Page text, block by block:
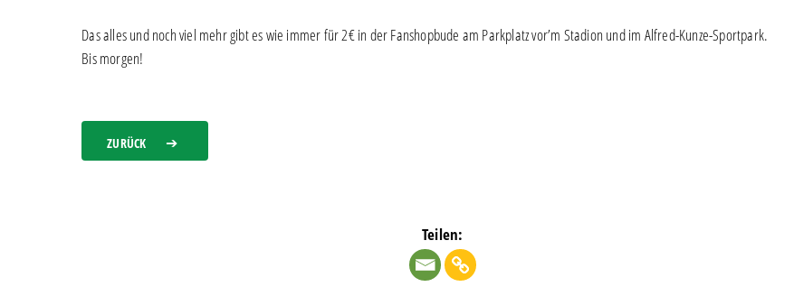
Das alles und noch viel mehr gibt es wie immer für 2€ in der Fanshopbude am Parkplatz vor’m Stadion und im Alfred-Kunze-Sportpark.
Bis morgen!
ZURÜCK
Teilen: